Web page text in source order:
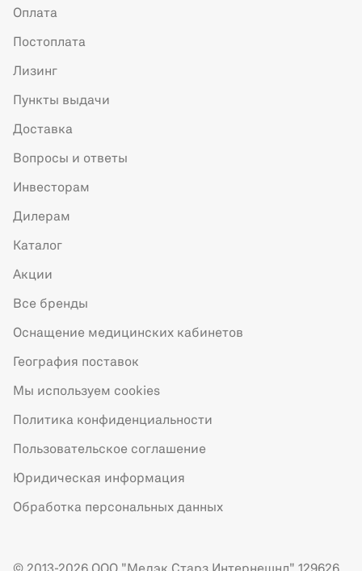
Оплата
Постоплата
Лизинг
Пункты выдачи
Доставка
Вопросы и ответы
Инвесторам
Дилерам
Каталог
Акции
Все бренды
Оснащение медицинских кабинетов
География поставок
Мы используем cookies
Политика конфиденциальности
Пользовательское соглашение
Юридическая информация
Обработка персональных данных